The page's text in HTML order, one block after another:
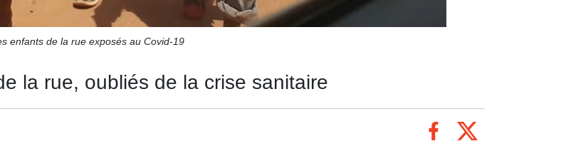
enfants de la rue exposés au Covid-19
la rue, oubliés de la crise sanitaire